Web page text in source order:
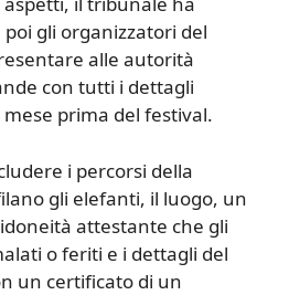
poi gli organizzatori del
alle autorità
con tutti i dettagli
prima del festival.
i percorsi della
gli elefanti, il luogo, un
attestante che gli
o feriti e i dettagli del
un certificato di un